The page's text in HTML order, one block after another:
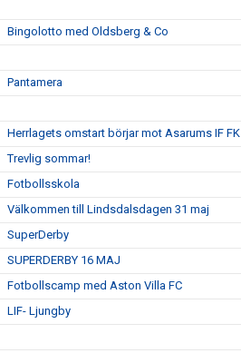
Bingolotto med Oldsberg & Co
Pantamera
Herrlagets omstart börjar mot Asarums IF FK
Trevlig sommar!
Fotbollsskola
Välkommen till Lindsdalsdagen 31 maj
SuperDerby
SUPERDERBY 16 MAJ
Fotbollscamp med Aston Villa FC
LIF- Ljungby